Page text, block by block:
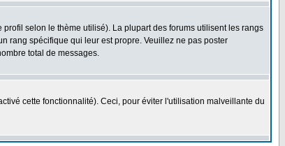
selon le thème utilisé). La plupart des forums utilisent les rangs
rang spécifique qui leur est propre. Veuillez ne pas poster
total de messages.
cette fonctionnalité). Ceci, pour éviter l'utilisation malveillante du